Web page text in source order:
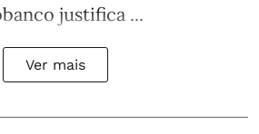
justifica ...
Ver mais